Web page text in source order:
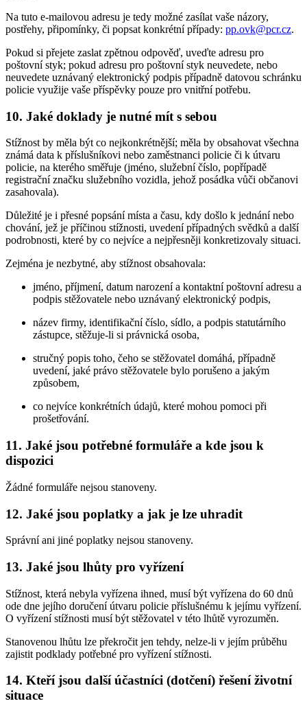
Na tuto e-mailovou adresu je tedy možné zasílat vaše názory,
postřehy, připomínky, či popsat konkrétní případy: pp.ovk@pcr.cz.
Pokud si přejete zaslat zpětnou odpověď, uveďte adresu pro
poštovní styk; pokud adresu pro poštovní styk neuvedete, nebo
neuvedete uznávaný elektronický podpis případně datovou schránku
policie využije vaše příspěvky pouze pro vnitřní potřebu.
10. Jaké doklady je nutné mít s sebou
Stížnost by měla být co nejkonkrétnější; měla by obsahovat všechna
známá data k příslušníkovi nebo zaměstnanci policie či k útvaru
policie, na kterého směřuje (jméno, služební číslo, popřípadě
registrační značku služebního vozidla, jehož posádka vůči občanovi
zasahovala).
Důležité je i přesné popsání místa a času, kdy došlo k jednání nebo
chování, jež je příčinou stížnosti, uvedení případných svědků a další
podrobnosti, které by co nejvíce a nejpřesněji konkretizovaly situaci.
Zejména je nezbytné, aby stížnost obsahovala:
jméno, příjmení, datum narození a kontaktní poštovní adresu a
podpis stěžovatele nebo uznávaný elektronický podpis,
název firmy, identifikační číslo, sídlo, a podpis statutárního
zástupce, stěžuje-li si právnická osoba,
stručný popis toho, čeho se stěžovatel domáhá, případně
uvedení, jaké právo stěžovatele bylo porušeno a jakým
způsobem,
co nejvíce konkrétních údajů, které mohou pomoci při
prošetřování.
11. Jaké jsou potřebné formuláře a kde jsou k
dispozici
Žádné formuláře nejsou stanoveny.
12. Jaké jsou poplatky a jak je lze uhradit
Správní ani jiné poplatky nejsou stanoveny.
13. Jaké jsou lhůty pro vyřízení
Stížnost, která nebyla vyřízena ihned, musí být vyřízena do 60 dnů
ode dne jejího doručení útvaru policie příslušnému k jejímu vyřízení.
O vyřízení stížnosti musí být stěžovatel v této lhůtě vyrozuměn.
Stanovenou lhůtu lze překročit jen tehdy, nelze-li v jejím průběhu
zajistit podklady potřebné pro vyřízení stížnosti.
14. Kteří jsou další účastníci (dotčení) řešení životní
situace